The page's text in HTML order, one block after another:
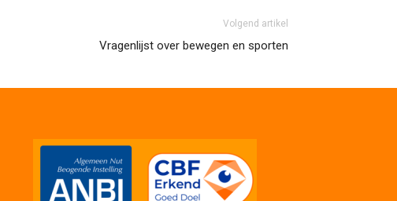
Volgend artikel
Vragenlijst over bewegen en sporten